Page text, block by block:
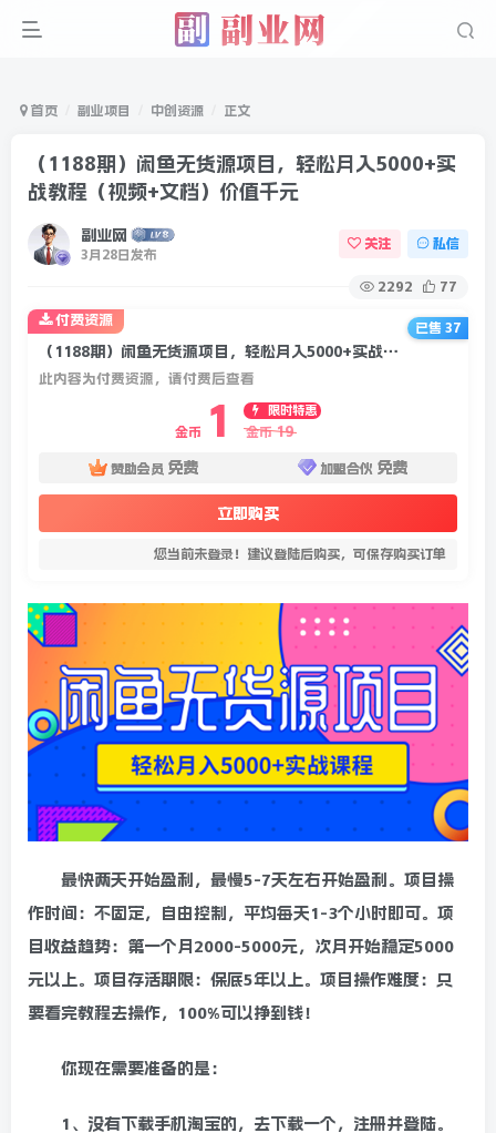
首页 副业项目 中创资源 正文
（1188期）闲鱼无货源项目，轻松月入5000+实
战教程（视频+文档）价值千元
副业网
3月28日发布
关注 私信
2292 77
（1188期）闲鱼无货源项目，轻松月入5000+实战教程（视频+文档）价值千元
此内容为付费资源，请付费后查看
金币 1
限时特惠
金币 19
赞助会员 免费 加盟合伙 免费
立即购买
您当前未登录！建议登陆后购买，可保存购买订单
付费资源
已售 37
最快两天开始盈利，最慢5-7天左右开始盈利。项目操
作时间：不固定，自由控制，平均每天1-3个小时即可。项
目收益趋势：第一个月2000-5000元，次月开始稳定5000
元以上。项目存活期限：保底5年以上。项目操作难度：只
要看完教程去操作，100%可以挣到钱！
你现在需要准备的是：
1、没有下载手机淘宝的，去下载一个，注册并登陆。